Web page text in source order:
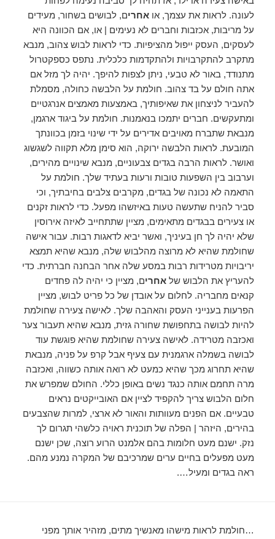
לעונה. לראות את עצמך, אואחרים, לבושים בשחור, מעידים
על מריבות, אכזבות וחברים לא נעימים | או, אם הכוונה היא
לעסקים, העסק ייפול מהציפיות. כדי לראות לבוש צהוב, מנבא
מתקרב להתקרבויות ולהתקדמות כלכלית. נתפס כספקטרול
מתנודד, באור לא טבעי, ניתן לצפות להיפך. יהיה לך מזל אם
אתה חולם על בד צהוב. חולמת על הלבשה כחולה, מסמלת
להעביר לניצחון את שאיפותיך, באמצעות מאמצים אנרגטיים
ומתעקשים. חברים יתמכו בנאמנות. חולמת על ביגוד ארגמן,
מנבאת שתברח מאויבים אדירים על ידי שינוי בזמן בכוונתך
המובעת. לראות הלבשה ירוקה, הוא סימן מלא תקווה לשגשוג
ואושר. לראות הרבה בגדים צבעוניים, מנבא שינויים מהירים,
וערבוב בין השפעות טובות ורעות בעתיד שלך. חולמת על
התאמה לא נכונה של בגדים, מקרבים צלבים בחיבתיך, וכי
סביר להניח שתעשה טעות באיזשהו מפעל. כדי לראות זקנים
או צעירים בבגדים מתאימים, מציין שתתחייב לאיזה אירוסין
שלא יהיה לך חן בעיניך, ואשר יביא לדאגות רבות. עבור אישה
שחולמת שהיא לא מרוצה מהלבוש שלה, מנבא שהיא תמצא
יריבויות מטרידות רבות במסע שלה אחר הבחנה חברתית. כדי
להעריץ את הלבוש שלאחרים, מציין כי יהיה לה פחדים
קנאים מחבריה. לחלום על אובדן של כל פריט לבוש, מציין
הפרעות בענייני העסק והאהבה שלך. לאישה צעירה שחולמת
להיות לבושה בתחפושת שחורה גזית, מנבא שהיא תעבור צער
ואכזבה מטרידה. לאישה צעירה שחולמת שהיא פוגשת עוד
לבושה בשמלה ארגמנית עם צעיף אבל קרפ על פניה, מנבאת
שהיא תחרוג מכך שהיא כמעט לא רואה אותה כשווה, ואכזבה
מרה תחמם אותה כנגד נשים באופן כללי. החולם שמפרש את
חלום הלבוש צריך להקפיד לציין אם האובייקטים נראים
טבעיים. אם הפנים מעוותות והאור לא ארצי, למרות שהצבעים
בהירים, היזהר | הפלה של תוכנית ראויה כלשהי תגרום לך
נזק. ישנם מעט חלומות בהם אלמנט הרוע רוצה, שכן ישנם
מעט מפעלים בחיים ערים שמרכיבם של המקרה נמנע מהם.
ראה בגדים ומעיל….
…חולמת לראות מישהו מאנשיך מתים, מזהיר אותך מפני